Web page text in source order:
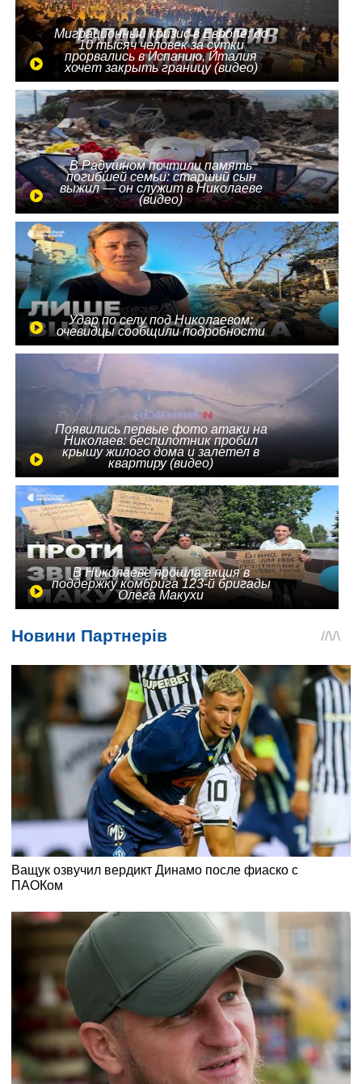
Миграционный кризис в Европе: до
10 тысяч человек за сутки
прорвались в Испанию, Италия
хочет закрыть границу (видео)
В Радушном почтили память
погибшей семьи: старший сын
выжил — он служит в Николаеве
(видео)
Удар по селу под Николаевом:
очевидцы сообщили подробности
Появились первые фото атаки на
Николаев: беспилотник пробил
крышу жилого дома и залетел в
квартиру (видео)
В Николаеве прошла акция в
поддержку комбрига 123-й бригады
Олега Макухи